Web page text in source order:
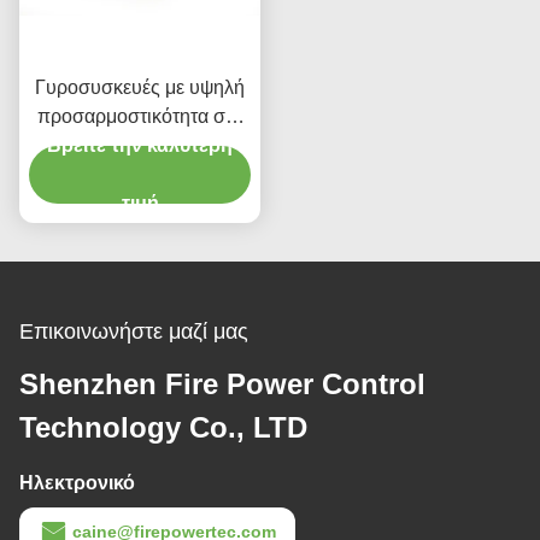
Γυροσυσκευές με υψηλή
προσαρμοστικότητα στο
περιβάλλον
Βρείτε την καλύτερη
τιμή
Επικοινωνήστε μαζί μας
Shenzhen Fire Power Control
Technology Co., LTD
Ηλεκτρονικό
caine@firepowertec.com